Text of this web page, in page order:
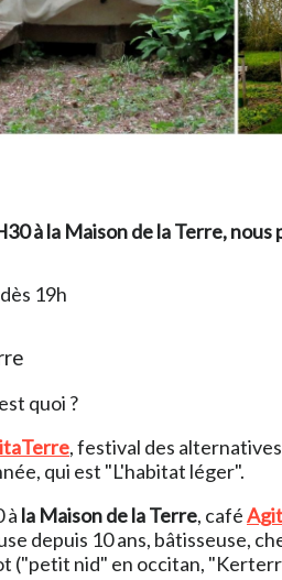
àla Maison de la Terre, nous
19h
quoi ?
, festival des
qui est "L'habitat léger".
à la Maison de la Terre, café
depuis 10 ans, bâtisseuse,
("petit nid" en occitan,